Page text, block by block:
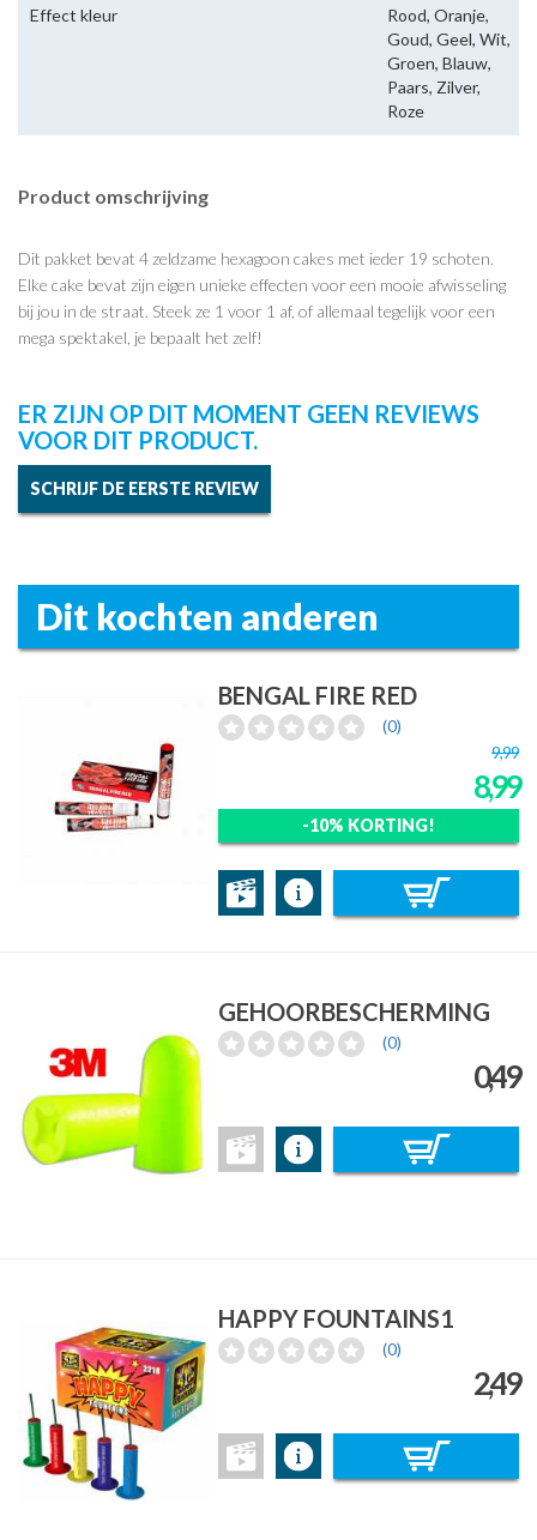
Effect kleur
Rood, Oranje,
Goud, Geel, Wit,
Groen, Blauw,
Paars, Zilver,
Roze
Product omschrijving
Dit pakket bevat 4 zeldzame hexagoon cakes met ieder 19 schoten.
Elke cake bevat zijn eigen unieke effecten voor een mooie afwisseling
bij jou in de straat. Steek ze 1 voor 1 af, of allemaal tegelijk voor een
mega spektakel, je bepaalt het zelf!
ER ZIJN OP DIT MOMENT GEEN REVIEWS
VOOR DIT PRODUCT.
SCHRIJF DE EERSTE REVIEW
Dit kochten anderen
BENGAL FIRE RED
(0)
9,99
8,99
-10% KORTING!
GEHOORBESCHERMING
(0)
0,49
HAPPY FOUNTAINS1
(0)
2,49